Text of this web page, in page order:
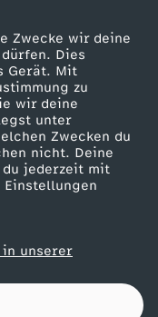
Zwecke wir deine
Dies
Gerät. Mit
zu
wir deine
unter
Zwecken du
nicht. Deine
du jederzeit mit
unserer